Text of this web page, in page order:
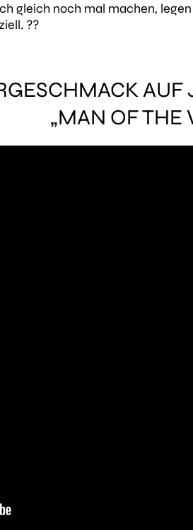
gleich noch mal machen,
??
„MAN OF THE